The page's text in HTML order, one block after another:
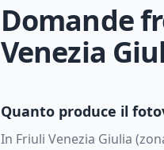
Domande
Venezia
Quanto produce il
In Friuli Venezia Giulia